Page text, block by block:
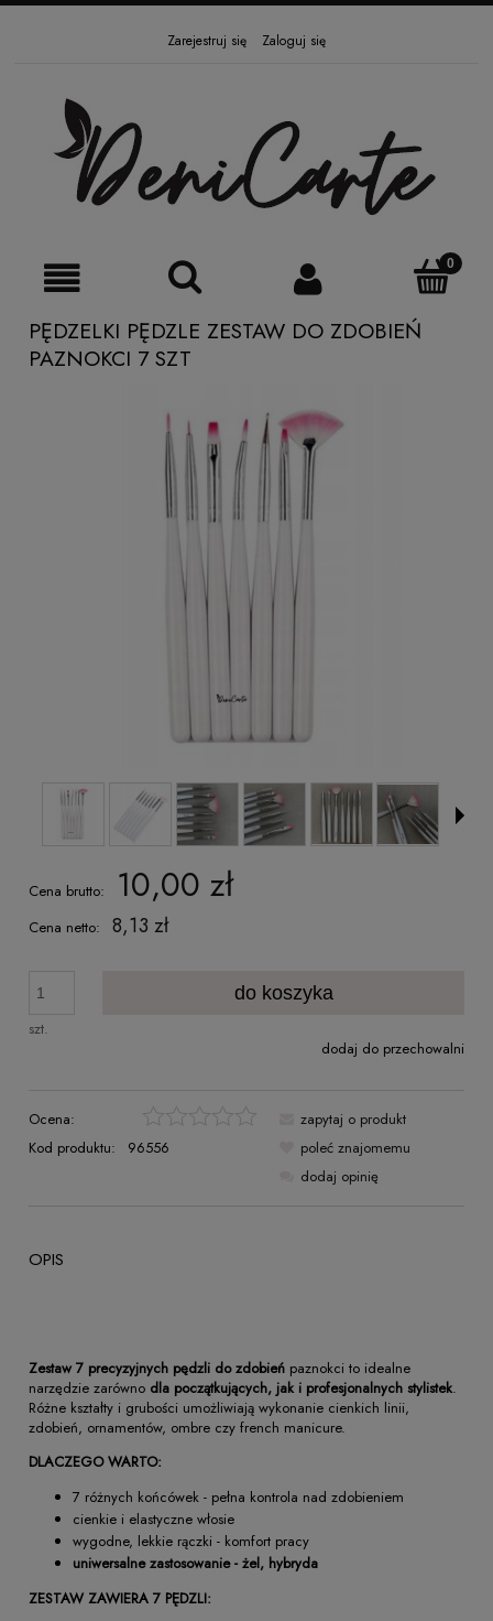
Zarejestruj się Zaloguj się
PĘDZELKI PĘDZLE ZESTAW DO ZDOBIEŃ
PAZNOKCI 7 SZT
Cena brutto: 10,00 zł
Cena netto: 8,13 zł
szt.
do koszyka
dodaj do przechowalni
Ocena:
Kod produktu:
96556
zapytaj o produkt
poleć znajomemu
dodaj opinię
OPIS
Zestaw 7 precyzyjnych pędzli do zdobień paznokci to idealne
narzędzie zarówno dla początkujących, jak i profesjonalnych stylistek.
Różne kształty i grubości umożliwiają wykonanie cienkich linii,
zdobień, ornamentów, ombre czy french manicure.
DLACZEGO WARTO:
7 różnych końcówek - pełna kontrola nad zdobieniem
cienkie i elastyczne włosie
wygodne, lekkie rączki - komfort pracy
uniwersalne zastosowanie - żel, hybryda
ZESTAW ZAWIERA 7 PĘDZLI: